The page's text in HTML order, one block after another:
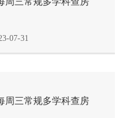
07-31
周三常规多学科查房